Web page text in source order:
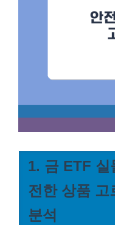
1. 금 ETF 실
전한 상품 고
분석